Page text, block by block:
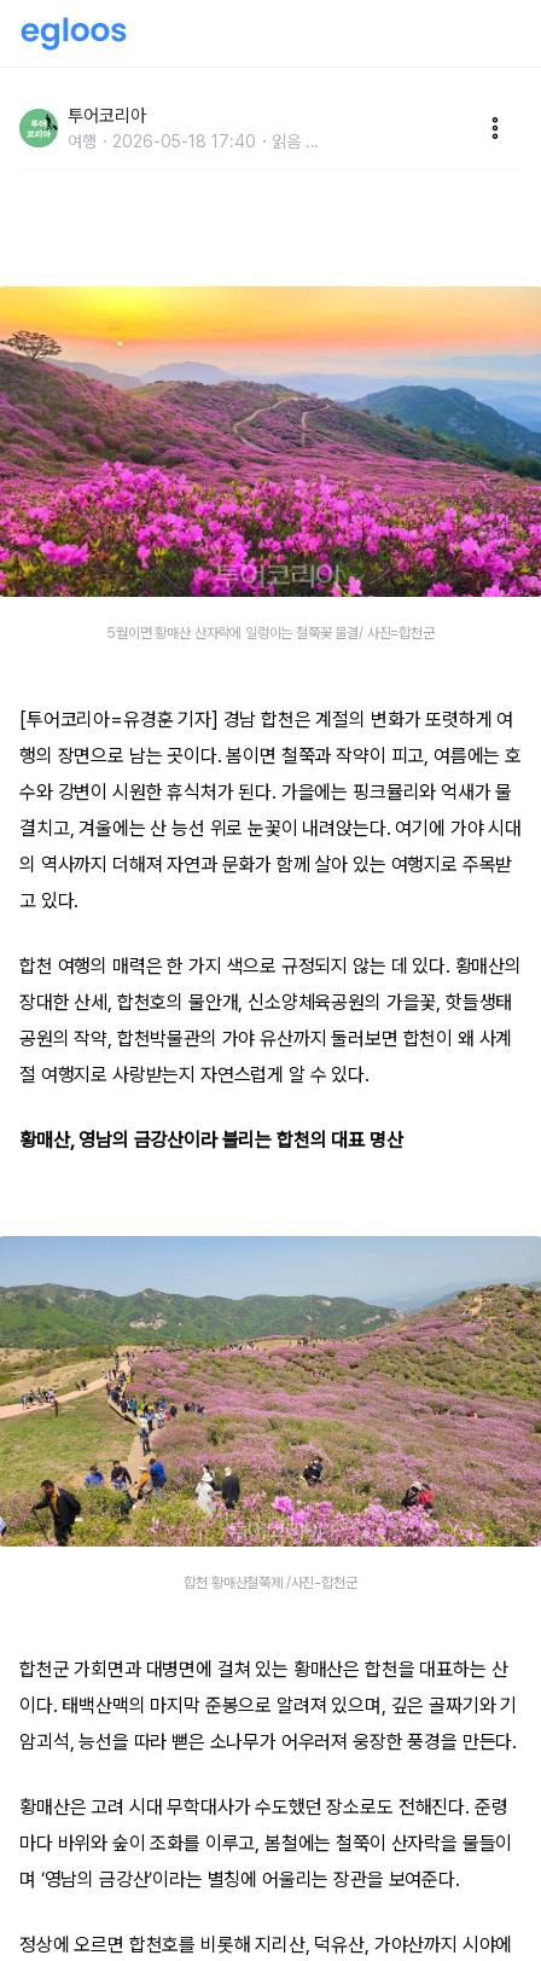
고 싶은 합천 여행
투어코리아
여행 2026-05-18 17:40 읽음 ...
5월이면 황매산 산자락에 일렁이는 철쭉꽃 물결/ 사진=합천군
[투어코리아=유경훈 기자] 경남 합천은 계절의 변화가 또렷하게 여
행의 장면으로 남는 곳이다. 봄이면 철쭉과 작약이 피고, 여름에는 호
수와 강변이 시원한 휴식처가 된다. 가을에는 핑크뮬리와 억새가 물
결치고, 겨울에는 산 능선 위로 눈꽃이 내려앉는다. 여기에 가야 시대
의 역사까지 더해져 자연과 문화가 함께 살아 있는 여행지로 주목받
고 있다.
합천 여행의 매력은 한 가지 색으로 규정되지 않는 데 있다. 황매산의
장대한 산세, 합천호의 물안개, 신소양체육공원의 가을꽃, 핫들생태
공원의 작약, 합천박물관의 가야 유산까지 둘러보면 합천이 왜 사계
절 여행지로 사랑받는지 자연스럽게 알 수 있다.
황매산, 영남의 금강산이라 불리는 합천의 대표 명산
합천 황매산철쭉제 /사진-합천군
합천군 가회면과 대병면에 걸쳐 있는 황매산은 합천을 대표하는 산
이다. 태백산맥의 마지막 준봉으로 알려져 있으며, 깊은 골짜기와 기
암괴석, 능선을 따라 뻗은 소나무가 어우러져 웅장한 풍경을 만든다.
황매산은 고려 시대 무학대사가 수도했던 장소로도 전해진다. 준령
마다 바위와 숲이 조화를 이루고, 봄철에는 철쭉이 산자락을 물들이
며 ‘영남의 금강산’이라는 별칭에 어울리는 장관을 보여준다.
정상에 오르면 합천호를 비롯해 지리산, 덕유산, 가야산까지 시야에